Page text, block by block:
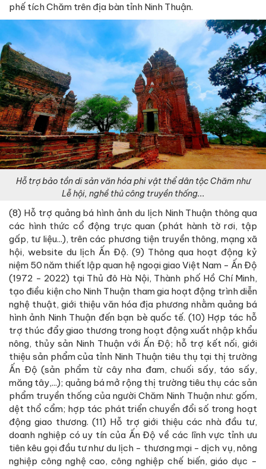
phế tích Chăm trên địa bàn tỉnh Ninh Thuận.
Hỗ trợ bảo tồn di sản văn hóa phi vật thể dân tộc Chăm như
Lễ hội, nghề thủ công truyền thống...
(8) Hỗ trợ quảng bá hình ảnh du lịch Ninh Thuận thông qua
các hình thức cổ động trực quan (phát hành tờ rơi, tập
gấp, tư liệu...), trên các phương tiện truyền thông, mạng xã
hội, website du lịch Ấn Độ. (9) Thông qua hoạt động kỷ
niệm 50 năm thiết lập quan hệ ngoại giao Việt Nam - Ấn Độ
(1972 - 2022) tại Thủ đô Hà Nội, Thành phố Hồ Chí Minh,
tạo điều kiện cho Ninh Thuận tham gia hoạt động trình diễn
nghệ thuật, giới thiệu văn hóa địa phương nhằm quảng bá
hình ảnh Ninh Thuận đến bạn bè quốc tế. (10) Hợp tác hỗ
trợ thúc đẩy giao thương trong hoạt động xuất nhập khẩu
nông, thủy sản Ninh Thuận với Ấn Độ; hỗ trợ kết nối, giới
thiệu sản phẩm của tỉnh Ninh Thuận tiêu thụ tại thị trường
Ấn Độ (sản phẩm từ cây nha đam, chuối sấy, táo sấy,
măng tây,...); quảng bá mở rộng thị trường tiêu thụ các sản
phẩm truyền thống của người Chăm Ninh Thuận như: gốm,
dệt thổ cẩm; hợp tác phát triển chuyển đổi số trong hoạt
động giao thương. (11) Hỗ trợ giới thiệu các nhà đầu tư,
doanh nghiệp có uy tín của Ấn Độ về các lĩnh vực tỉnh ưu
tiên kêu gọi đầu tư như du lịch - thương mại - dịch vụ, nông
nghiệp công nghệ cao, công nghiệp chế biến, giáo dục -